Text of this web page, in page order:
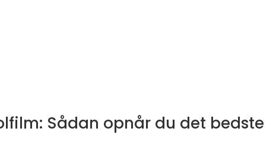
Sådan opnår du det bedste